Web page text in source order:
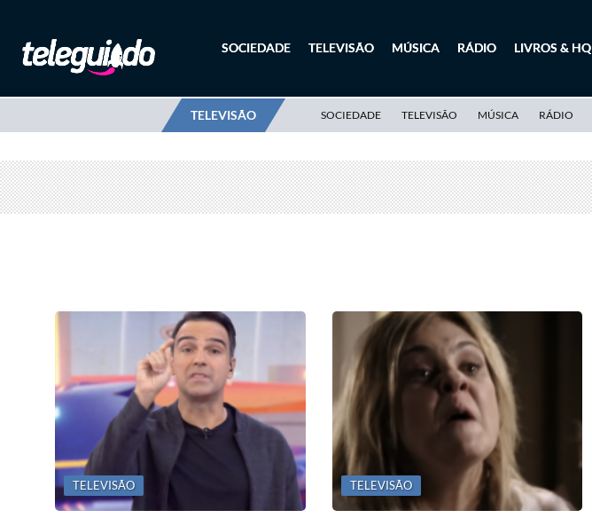
SOCIEDADE TELEVISÃO MÚSICA RÁDIO LIVROS & HQ
TELEVISÃO SOCIEDADE TELEVISÃO MÚSICA RÁDIO
TELEVISÃO TELEVISÃO